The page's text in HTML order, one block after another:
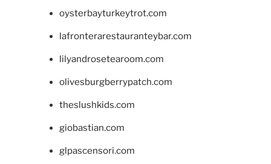
oysterbayturkeytrot.com
lafronterarestauranteybar.com
lilyandrosetearoom.com
olivesburgberrypatch.com
theslushkids.com
giobastian.com
glpascensori.com